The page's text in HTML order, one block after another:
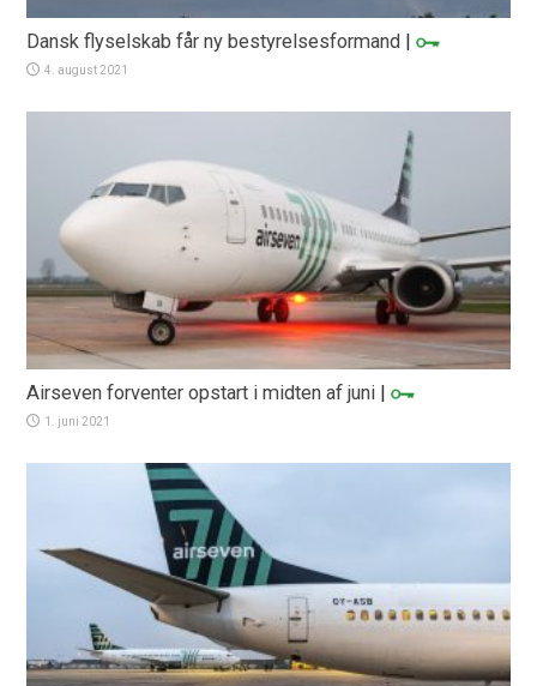
Dansk flyselskab får ny bestyrelsesformand |
4. august 2021
Airseven forventer opstart i midten af juni |
1. juni 2021